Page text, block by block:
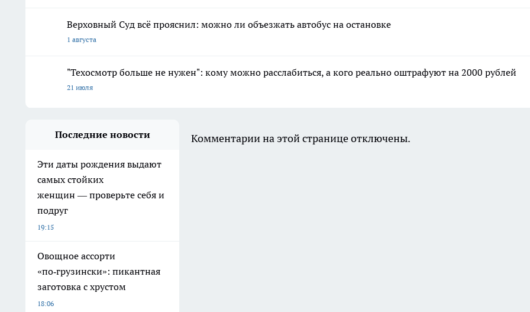
Верховный Суд всё прояснил: можно ли объезжать автобус на остановке
1 августа
"Техосмотр больше не нужен": кому можно расслабиться, а кого реально оштрафуют на 2000 рублей
21 июля
Последние новости
Эти даты рождения выдают
самых стойких
женщин — проверьте себя и
подруг
19:15
Овощное ассорти
«по‑грузински»: пикантная
заготовка с хрустом
18:06
Комментарии на этой странице отключены.